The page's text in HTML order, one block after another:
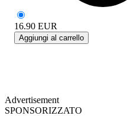
16.90 EUR
Aggiungi al carrello
Advertisement
SPONSORIZZATO